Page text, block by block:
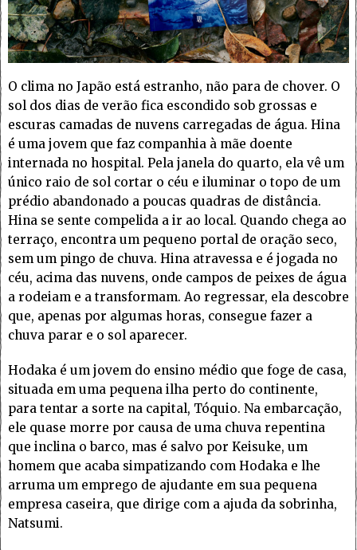
O clima no Japão está estranho, não para de chover. O
sol dos dias de verão fica escondido sob grossas e
escuras camadas de nuvens carregadas de água. Hina
é uma jovem que faz companhia à mãe doente
internada no hospital. Pela janela do quarto, ela vê um
único raio de sol cortar o céu e iluminar o topo de um
prédio abandonado a poucas quadras de distância.
Hina se sente compelida a ir ao local. Quando chega ao
terraço, encontra um pequeno portal de oração seco,
sem um pingo de chuva. Hina atravessa e é jogada no
céu, acima das nuvens, onde campos de peixes de água
a rodeiam e a transformam. Ao regressar, ela descobre
que, apenas por algumas horas, consegue fazer a
chuva parar e o sol aparecer.
Hodaka é um jovem do ensino médio que foge de casa,
situada em uma pequena ilha perto do continente,
para tentar a sorte na capital, Tóquio. Na embarcação,
ele quase morre por causa de uma chuva repentina
que inclina o barco, mas é salvo por Keisuke, um
homem que acaba simpatizando com Hodaka e lhe
arruma um emprego de ajudante em sua pequena
empresa caseira, que dirige com a ajuda da sobrinha,
Natsumi.